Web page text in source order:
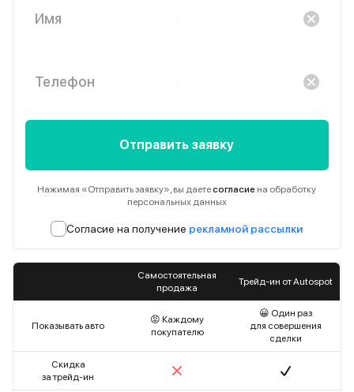
Имя
Телефон
Отправить заявку
Нажимая «Отправить заявку», вы даетесогласие на обработку
персональных данных
Согласие на получение рекламной рассылки
Самостоятельная
продажа
Трейд-ин от Autospot
Показывать авто
😡 Каждому
покупателю
😀 Один раз
для совершения
сделки
Скидка
за трейд-ин